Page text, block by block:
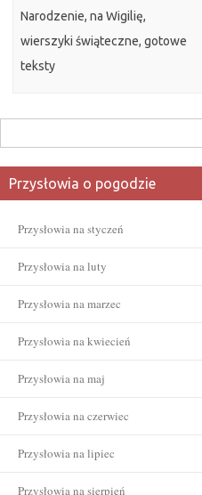
Narodzenie, na Wigilię,
wierszyki świąteczne, gotowe
teksty
Przysłowia o pogodzie
Przysłowia na styczeń
Przysłowia na luty
Przysłowia na marzec
Przysłowia na kwiecień
Przysłowia na maj
Przysłowia na czerwiec
Przysłowia na lipiec
Przysłowia na sierpień